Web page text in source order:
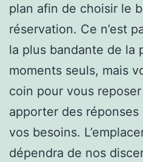
plan afin de choisir le
réservation. Ce n’est
la plus bandante de la
moments seuls, mais
coin pour vous
apporter des
vos besoins.
dépendra de nos